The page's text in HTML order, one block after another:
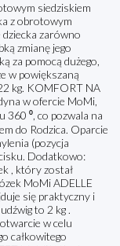
siedziskiem
z obrotowym
zarówno
zmianę jego
za pomocą dużego,
w powiększaną
kg. KOMFORT NA
w ofercie MoMi,
360 ⁰, co pozwala na
do Rodzica. Oparcie
(pozycja
Dodatkowo:
, który został
MoMi ADELLE
się praktyczny i
to 2 kg .
w celu
całkowitego